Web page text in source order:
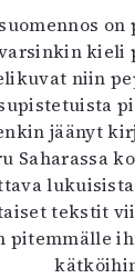
suomennos on
kieli
niin
jäänyt
Saharassa
tekstit
pitemmälle